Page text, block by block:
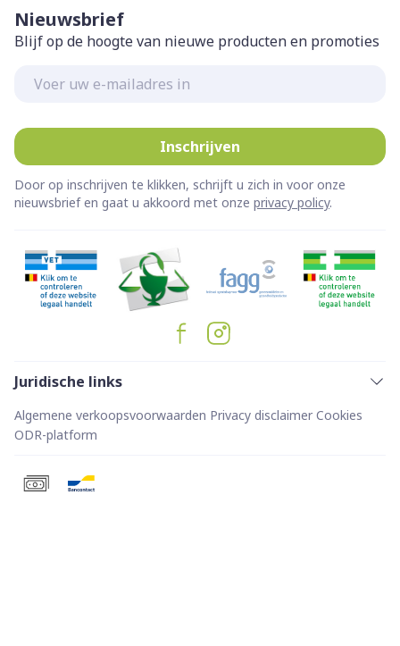
Nieuwsbrief
Blijf op de hoogte van nieuwe producten en promoties
Inschrijven
Door op inschrijven te klikken, schrijft u zich in voor onze
nieuwsbrief en gaat u akkoord met onze privacy policy.
Juridische links
Algemene verkoopsvoorwaarden Privacy disclaimer Cookies
ODR-platform